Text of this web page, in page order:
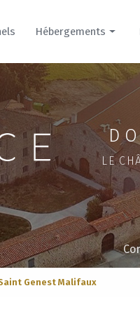
Hébergements
Hôtel
Cour
Parc
LE
Genest Malifaux